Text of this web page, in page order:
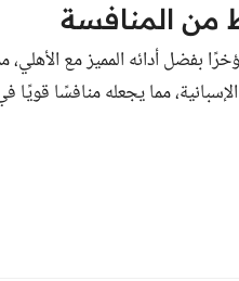
من المنافسة
أدائه المميز مع الأهلي،
مما يجعله منافسًا